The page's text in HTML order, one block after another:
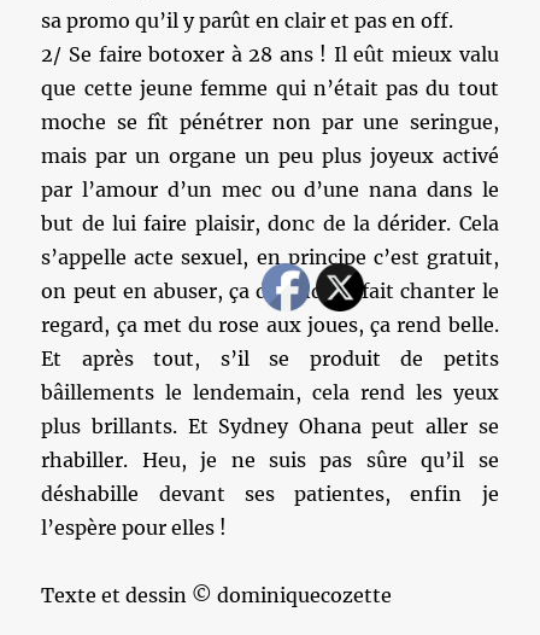
sa promo qu’il y parût en clair et pas en off.
2/ Se faire botoxer à 28 ans ! Il eût mieux valu
que cette jeune femme qui n’était pas du tout
moche se fît pénétrer non par une seringue,
mais par un organe un peu plus joyeux activé
par l’amour d’un mec ou d’une nana dans le
but de lui faire plaisir, donc de la dérider. Cela
s’appelle acte sexuel, en principe c’est gratuit,
on peut en abuser, ça détend, ça fait chanter le
regard, ça met du rose aux joues, ça rend belle.
Et après tout, s’il se produit de petits
bâillements le lendemain, cela rend les yeux
plus brillants. Et Sydney Ohana peut aller se
rhabiller. Heu, je ne suis pas sûre qu’il se
déshabille devant ses patientes, enfin je
l’espère pour elles !
Texte et dessin © dominiquecozette